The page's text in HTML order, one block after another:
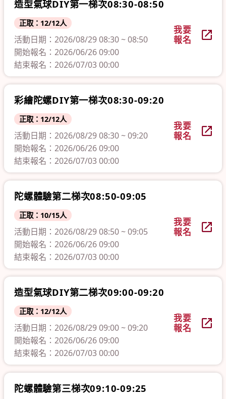
造型氣球DIY第一梯次08:30-08:50
正取：12/12人
活動日期：2026/08/29 08:30 ~ 08:50
開始報名：2026/06/26 09:00
結束報名：2026/07/03 00:00
我要
報名
彩繪陀螺DIY第一梯次08:30-09:20
正取：12/12人
活動日期：2026/08/29 08:30 ~ 09:20
開始報名：2026/06/26 09:00
結束報名：2026/07/03 00:00
我要
報名
陀螺體驗第二梯次08:50-09:05
正取：10/15人
活動日期：2026/08/29 08:50 ~ 09:05
開始報名：2026/06/26 09:00
結束報名：2026/07/03 00:00
我要
報名
造型氣球DIY第二梯次09:00-09:20
正取：12/12人
活動日期：2026/08/29 09:00 ~ 09:20
開始報名：2026/06/26 09:00
結束報名：2026/07/03 00:00
我要
報名
陀螺體驗第三梯次09:10-09:25